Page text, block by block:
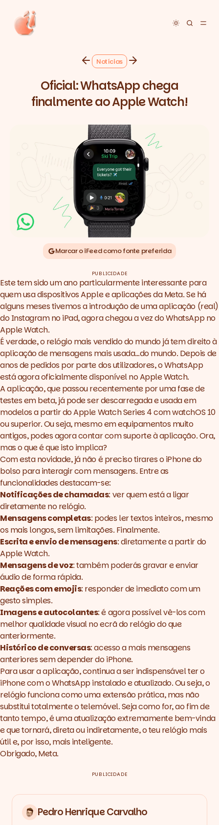
Toggle
Notícias
Oficial: WhatsApp chega
finalmente ao Apple Watch!
Marcar o iFeed como fonte preferida
PUBLICIDADE
Este tem sido um ano particularmente interessante para
quem usa dispositivos Apple e aplicações da Meta. Se há
alguns meses tivemos a introdução de uma aplicação (real)
do Instagram no iPad, agora chegou a vez do WhatsApp no
Apple Watch.
É verdade, o relógio mais vendido do mundo já tem direito à
aplicação de mensagens mais usada…do mundo. Depois de
anos de pedidos por parte dos utilizadores,o WhatsApp
está agora oficialmente disponível no Apple Watch.
A aplicação, que passou recentemente por uma fase de
testes embeta, já pode ser descarregada e usada em
modelos a partir do Apple Watch Series 4 com watchOS 10
ou superior. Ou seja, mesmo em equipamentos muito
antigos, podes agora contar com suporte à aplicação. Ora,
mas o que é que isto implica?
Com esta novidade, já não é preciso tirares o iPhone do
bolso para interagir com mensagens. Entre as
funcionalidades destacam-se:
Notificações de chamadas: ver quem está a ligar
diretamente no relógio.
Mensagens completas: podes ler textos inteiros, mesmo
os mais longos, sem limitações. Finalmente.
Escrita e envio de mensagens: diretamente a partir do
Apple Watch.
Mensagens de voz: também poderás gravar e enviar
áudio de forma rápida.
Reações com emojis: responder de imediato com um
gesto simples.
Imagens e autocolantes: é agora possível vê-los com
melhor qualidade visual no ecrã do relógio do que
anteriormente.
Histórico de conversas: acesso a mais mensagens
anteriores sem depender do iPhone.
Para usar a aplicação, continua a ser indispensável ter o
iPhone com o WhatsApp instalado e atualizado. Ou seja, o
relógio funciona como uma extensão prática, mas não
substitui totalmente o telemóvel. Seja como for, ao fim de
tanto tempo, é uma atualização extremamente bem-vinda
e que tornará, direta ou indiretamente, o teu relógio mais
útil e, por isso, mais inteligente.
Obrigado, Meta.
PUBLICIDADE
Pedro Henrique Carvalho